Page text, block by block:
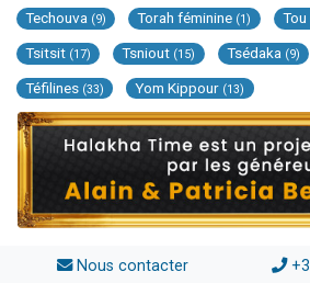
Techouva (9) Torah féminine (1)
Tsitsit (17) Tsniout (15) Tsédaka (9)
Téfilines (33) Yom Kippour (13)
Nous contacter